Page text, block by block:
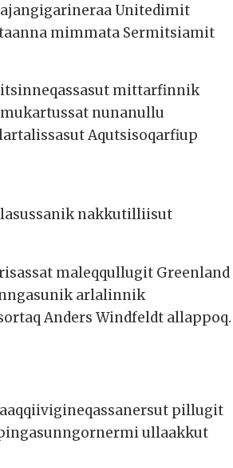
Unitedimit
mimmata Sermitsiamit
mittarfinnik
nunanullu
Aqutsisoqarfiup
nakkutilliisut
maleqqullugit Greenland
arlalinnik
Anders Windfeldt allappoq.
pillugit
ullaakkut